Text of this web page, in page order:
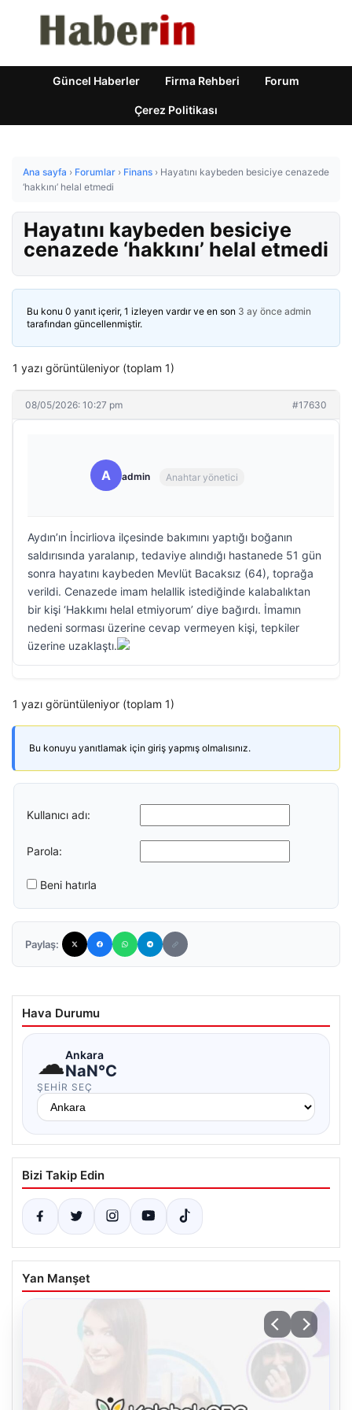
Güncel Haberler Firma Rehberi Forum
Çerez Politikası
Ana sayfa › Forumlar › Finans › Hayatını kaybeden besiciye cenazede
‘hakkını’ helal etmedi
Hayatını kaybeden besiciye
cenazede ‘hakkını’ helal etmedi
Bu konu 0 yanıt içerir, 1 izleyen vardır ve en son 3 ay önce admin
tarafından güncellenmiştir.
1 yazı görüntüleniyor (toplam 1)
08/05/2026: 10:27 pm #17630
A admin Anahtar yönetici
Aydın’ın İncirliova ilçesinde bakımını yaptığı boğanın
saldırısında yaralanıp, tedaviye alındığı hastanede 51 gün
sonra hayatını kaybeden Mevlüt Bacaksız (64), toprağa
verildi. Cenazede imam helallik istediğinde kalabalıktan
bir kişi ‘Hakkımı helal etmiyorum’ diye bağırdı. İmamın
nedeni sorması üzerine cevap vermeyen kişi, tepkiler
üzerine uzaklaştı.
1 yazı görüntüleniyor (toplam 1)
Bu konuyu yanıtlamak için giriş yapmış olmalısınız.
Kullanıcı adı:
Parola:
Beni hatırla
Paylaş:
Hava Durumu
☁Ankara
NaN°C
ŞEHIR SEÇ
Bizi Takip Edin
Yan Manşet